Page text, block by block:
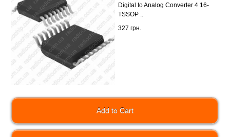
327 грн.
Digital to Analog Converter 4 16-
TSSOP ..